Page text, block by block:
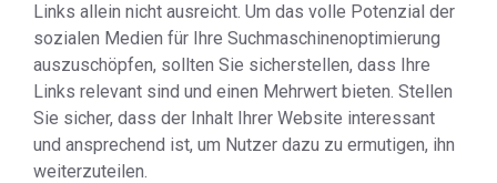
Links allein nicht ausreicht. Um das volle Potenzial der
sozialen Medien für Ihre Suchmaschinenoptimierung
auszuschöpfen, sollten Sie sicherstellen, dass Ihre
Links relevant sind und einen Mehrwert bieten. Stellen
Sie sicher, dass der Inhalt Ihrer Website interessant
und ansprechend ist, um Nutzer dazu zu ermutigen, ihn
weiterzuteilen.